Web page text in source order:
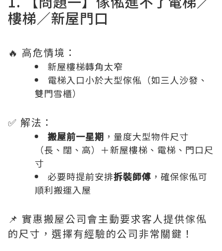
樓梯／新屋門口
🔥 高危情境：
新屋樓梯轉角太窄
電梯入口小於大型傢俬（如三人沙發、
雙門雪櫃）
✅ 解法：
搬屋前一星期 ，量度大型物件尺寸
（長、闊、高）＋新屋樓梯、電梯、門口尺
寸
必要時提前安排拆裝師傅 ，確保傢俬可
順利搬運入屋
📌 實惠搬屋公司會主動要求客人提供傢俬
的尺寸，選擇有經驗的公司非常關鍵！